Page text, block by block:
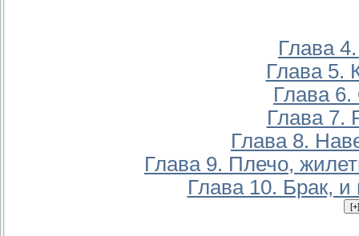
Глава
Глава 5.
Глава 6.
Глава 7.
Глава 8.
Глава 9. Плечо,
Глава 10. Брак, и